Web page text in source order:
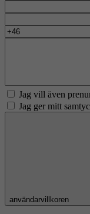
Jag vill även
Jag ger mitt
användarvillkoren